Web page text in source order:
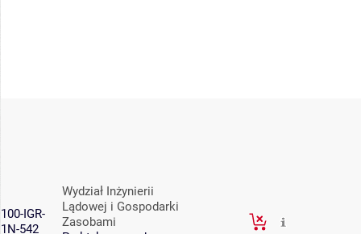
100-IGR-
1N-542
Wydział Inżynierii
Lądowej i Gospodarki
Zasobami